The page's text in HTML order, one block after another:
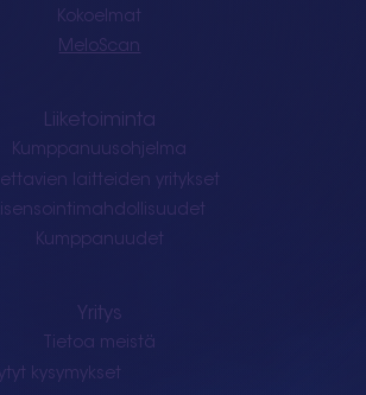
Kokoelmat
MeloScan
Liiketoiminta
Kumppanuudet
laitteiden yritykset
Kumppanuusohjelma
Yritys
Tietoa meistä
kysymykset